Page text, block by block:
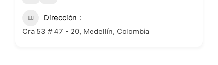
Dirección
Cra 53 # 47 - 20, Medellín, Colombia